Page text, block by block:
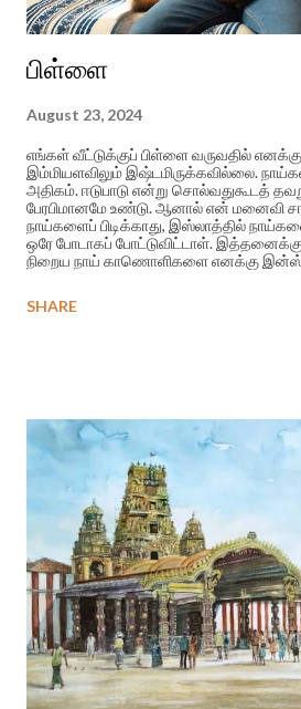
பிள்ளை
August 23, 2024
எங்கள் வீட்டுக்குப் பிள்ளை வருவதில்
இம்மியளவிலும் இஷ்டமிருக்கவில்லை.
அதிகம். ஈடுபாடு என்று சொல்வதுகூடத்
பேரபிமானமே உண்டு. ஆனால் என் மனைவி
நாய்களைப் பிடிக்காது, இஸ்லாத்தில்
ஒரே போடாகப் போட்டுவிட்டாள்.
நிறைய நாய் காணொளிகளை எனக்கு
சொறிவது. நாய் நீச்சல் குளத்தில் பாய்ந்து
தவறுசெய்துவிட்டு நாய் பாவமாய் பாவ்லா
வந்துகொண்டேயிருக்கும். அல்லது
இன்னொருவருடைய போஸ்டிலே சென்று
என்று எ...
SHARE